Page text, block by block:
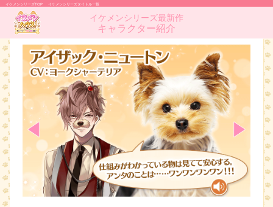
イケメンシリーズTOP イケメンシリーズタイトル一覧
イケメンシリーズ最新作
キャラクター紹介